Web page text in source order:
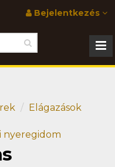
Bejelentkezés
Elágazások
nyeregidom